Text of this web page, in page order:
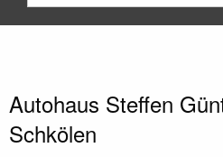
Autohaus Steffen
Schkölen